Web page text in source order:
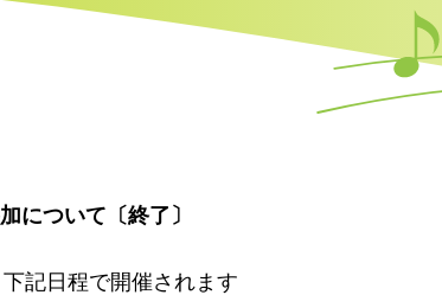
について〔終了〕
記日程で開催されます